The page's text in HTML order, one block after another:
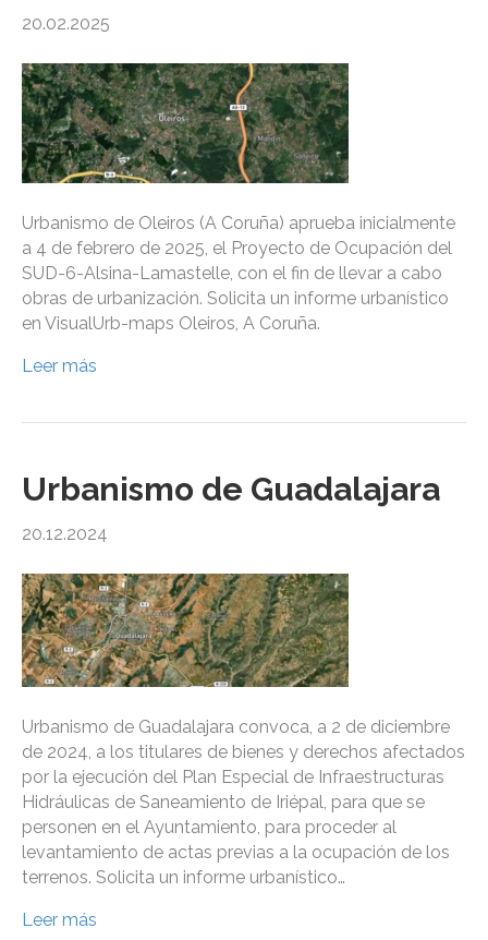
20.02.2025
Urbanismo de Oleiros (A Coruña) aprueba inicialmente
a 4 de febrero de 2025, el Proyecto de Ocupación del
SUD-6-Alsina-Lamastelle, con el fin de llevar a cabo
obras de urbanización. Solicita un informe urbanístico
en VisualUrb-maps Oleiros, A Coruña.
Leer más
Urbanismo de Guadalajara
20.12.2024
Urbanismo de Guadalajara convoca, a 2 de diciembre
de 2024, a los titulares de bienes y derechos afectados
por la ejecución del Plan Especial de Infraestructuras
Hidráulicas de Saneamiento de Iriépal, para que se
personen en el Ayuntamiento, para proceder al
levantamiento de actas previas a la ocupación de los
terrenos. Solicita un informe urbanístico…
Leer más